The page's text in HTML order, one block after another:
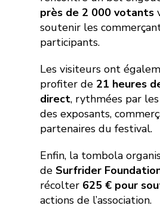
près de 2 000 votants
soutenir les
participants.
Les visiteurs ont
profiter de 21 heures
direct, rythmées par
des exposants,
partenaires du festival.
Enfin, la tombola
deSurfrider
récolter 625 € pour
actions de l’association.